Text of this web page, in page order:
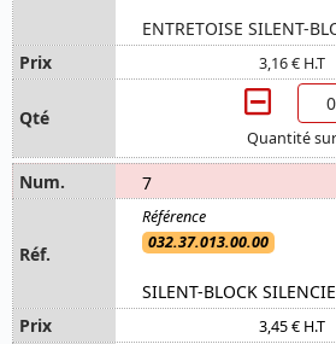
ENTRETOISE SILENT-
3,16 € H.T
Quantité
7
032.37.013.00.00
SILENT-BLOCK
3,45 € H.T